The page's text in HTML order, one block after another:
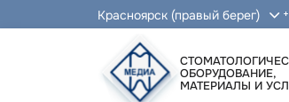
Красноярск (правый берег)
ОБОРУДОВАНИЕ,
МАТЕРИАЛЫ И